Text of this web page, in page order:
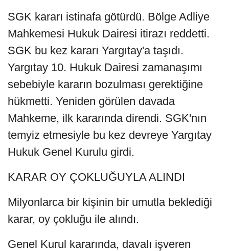
SGK kararı istinafa götürdü. Bölge Adliye
Mahkemesi Hukuk Dairesi itirazı reddetti.
SGK bu kez kararı Yargıtay'a taşıdı.
Yargıtay 10. Hukuk Dairesi zamanaşımı
sebebiyle kararın bozulması gerektiğine
hükmetti. Yeniden görülen davada
Mahkeme, ilk kararında direndi. SGK'nın
temyiz etmesiyle bu kez devreye Yargıtay
Hukuk Genel Kurulu girdi.
KARAR OY ÇOKLUĞUYLA ALINDI
Milyonlarca bir kişinin bir umutla beklediği
karar, oy çokluğu ile alındı.
Genel Kurul kararında, davalı işveren